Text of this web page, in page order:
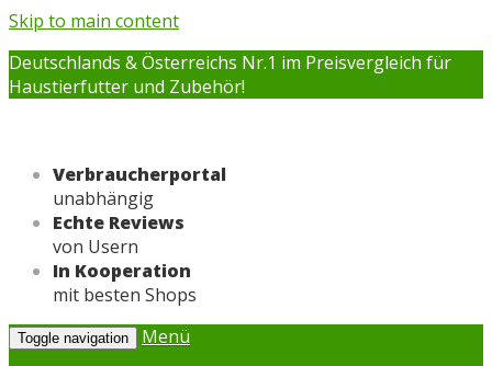
Skip to main content
Deutschlands & Österreichs Nr.1 im Preisvergleich für
Haustierfutter und Zubehör!
Verbraucherportal
unabhängig
Echte Reviews
von Usern
In Kooperation
mit besten Shops
Toggle navigation
Menü